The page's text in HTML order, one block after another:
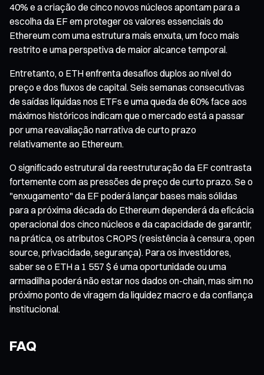
40% e a criação de cinco novos núcleos apontam para a
escolha da EF em proteger os valores essenciais do
Ethereum com uma estrutura mais enxuta, um foco mais
restrito e uma perspetiva de maior alcance temporal.
Entretanto, o ETH enfrenta desafios duplos ao nível do
preço e dos fluxos de capital. Seis semanas consecutivas
de saídas líquidas nos ETFs e uma queda de 60% face aos
máximos históricos indicam que o mercado está a passar
por uma reavaliação narrativa de curto prazo
relativamente ao Ethereum.
O significado estrutural da reestruturação da EF contrasta
fortemente com as pressões de preço de curto prazo. Se o
"enxugamento" da EF poderá lançar bases mais sólidas
para a próxima década do Ethereum dependerá da eficácia
operacional dos cinco núcleos e da capacidade de garantir,
na prática, os atributos CROPS (resistência à censura, open
source, privacidade, segurança). Para os investidores,
saber se o ETH a 1 557 $ é uma oportunidade ou uma
armadilha poderá não estar nos dados on-chain, mas sim no
próximo ponto de viragem da liquidez macro e da confiança
institucional.
FAQ